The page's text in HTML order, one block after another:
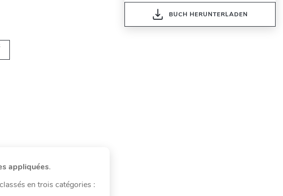
appliquées.
en trois catégories :
BUCH HERUNTERLADEN